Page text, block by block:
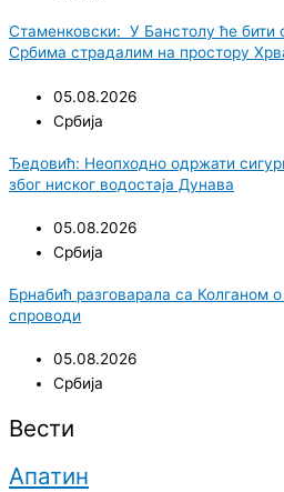
Стаменковски: У Банстолу ће бити
Србима страдалим на простору
05.08.2026
Србија
Ђедовић: Неопходно одржати
због ниског водостаја Дунава
05.08.2026
Србија
Брнабић разговарала са Колганом
спроводи
05.08.2026
Србија
Вести
Апатин